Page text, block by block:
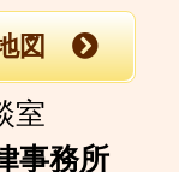
図
室
事務所